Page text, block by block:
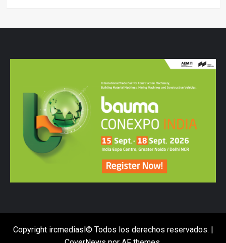
Copyright ircmediasl© Todos los derechos reservados. |